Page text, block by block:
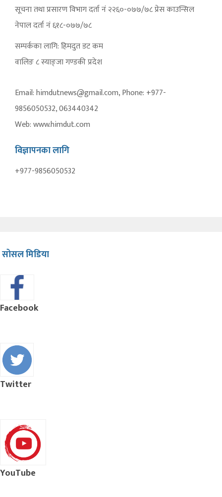
सूचना तथा प्रसारण विभाग दर्ता नं २२६०-०७७/७८ प्रेस काउन्सिल
नेपाल दर्ता नं ६१८-०७७/७८
सम्पर्कका लागि: हिमदुत डट कम
वालिङ ८ स्याङ्जा गण्डकी प्रदेश
Email: himdutnews@gmail.com, Phone: +977-
9856050532, 063440342
Web: www.himdut.com
विज्ञापनका लागि
+977-9856050532
सोसल मिडिया
Facebook
Twitter
YouTube